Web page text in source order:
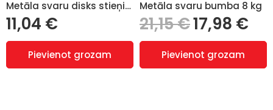
Metāla svaru disks stieņiem un hantelēm 2,5 kg (28 mm)
11,04 €
Pievienot grozam
Metāla svaru bumba 8 kg
21,15€17,98 €
Pievienot grozam